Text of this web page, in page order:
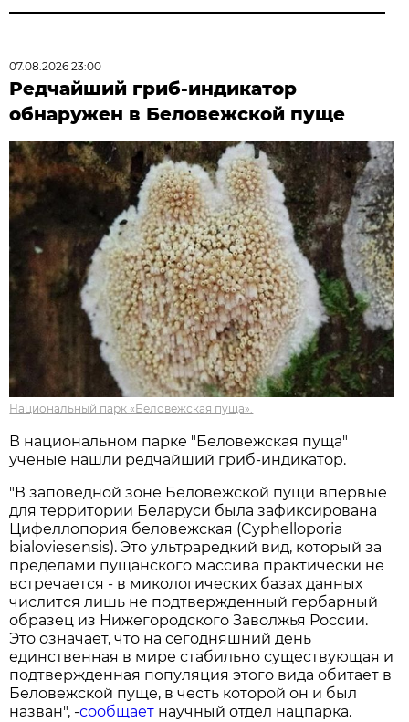
07.08.2026 23:00
Редчайший гриб-индикатор
обнаружен в Беловежской пуще
Национальный парк «Беловежская пуща».
В национальном парке "Беловежская пуща"
ученые нашли редчайший гриб-индикатор.
"В заповедной зоне Беловежской пущи впервые
для территории Беларуси была зафиксирована
Цифеллопория беловежская (Cyphelloporia
bialoviesensis). Это ультраредкий вид, который за
пределами пущанского массива практически не
встречается - в микологических базах данных
числится лишь не подтвержденный гербарный
образец из Нижегородского Заволжья России.
Это означает, что на сегодняшний день
единственная в мире стабильно существующая и
подтвержденная популяция этого вида обитает в
Беловежской пуще, в честь которой он и был
назван", -сообщает научный отдел нацпарка.